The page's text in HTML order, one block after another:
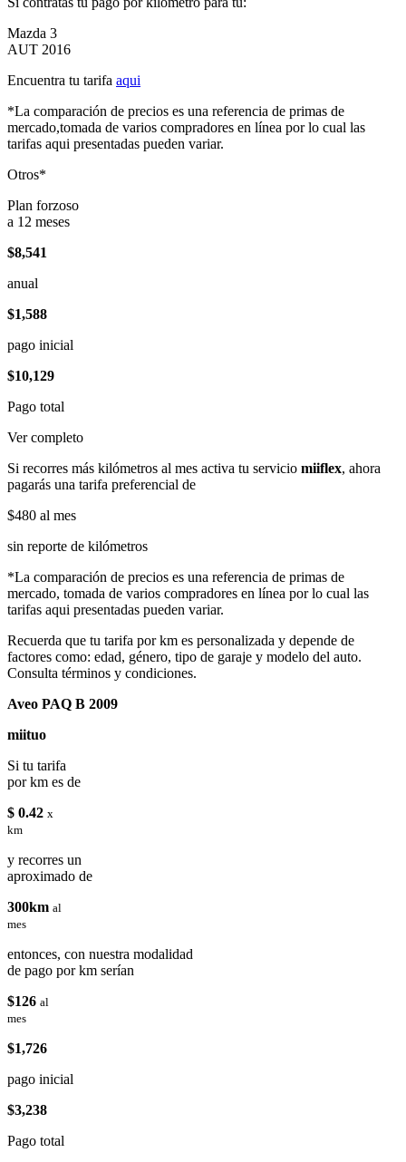
Mazda 3
AUT 2016
Encuentra tu tarifa aqui
*La comparación de precios es una referencia de primas de
mercado,tomada de varios compradores en línea por lo cual las
tarifas aqui presentadas pueden variar.
Otros*
Plan forzoso
a 12 meses
$8,541
anual
$1,588
pago inicial
$10,129
Pago total
Ver completo
Si recorres más kilómetros al mes activa tu servicio miiflex, ahora
pagarás una tarifa preferencial de
$480 al mes
sin reporte de kilómetros
*La comparación de precios es una referencia de primas de
mercado, tomada de varios compradores en línea por lo cual las
tarifas aqui presentadas pueden variar.
Recuerda que tu tarifa por km es personalizada y depende de
factores como: edad, género, tipo de garaje y modelo del auto.
Consulta términos y condiciones.
Aveo PAQ B 2009
miituo
Si tu tarifa
por km es de
$ 0.42 x
km
y recorres un
aproximado de
300km al
mes
entonces, con nuestra modalidad
de pago por km serían
$126 al
mes
$1,726
pago inicial
$3,238
Pago total